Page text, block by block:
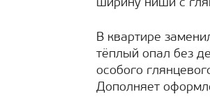
ширину ниши с
В квартире
тёплый опал без
особого
Дополняет